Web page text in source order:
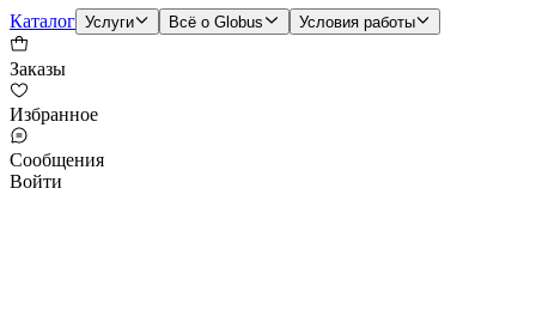
Каталог Услуги Всё о Globus Условия работы
Заказы
Избранное
Сообщения
Войти